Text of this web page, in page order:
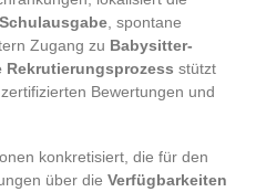
Schulausgabe , spontane
Zugang zu Babysitter-
Rekrutierungsprozess stützt
Bewertungen und
konkretisiert, die für den
über die Verfügbarkeiten